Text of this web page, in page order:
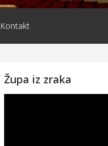
Kontakt
Župa iz zraka